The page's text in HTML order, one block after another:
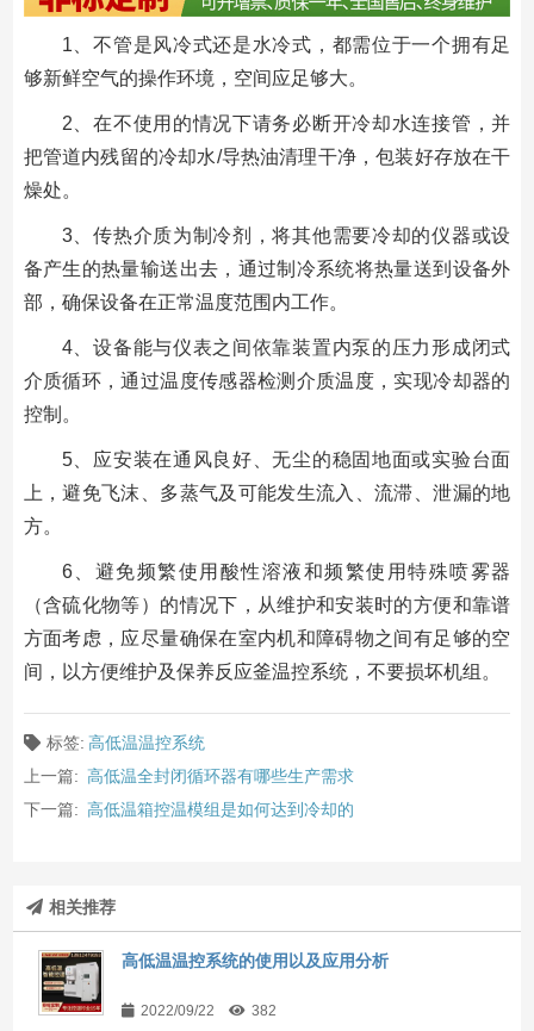
1、不管是风冷式还是水冷式，都需位于一个拥有足
够新鲜空气的操作环境，空间应足够大。
2、在不使用的情况下请务必断开冷却水连接管，并
把管道内残留的冷却水/导热油清理干净，包装好存放在干
燥处。
3、传热介质为制冷剂，将其他需要冷却的仪器或设
备产生的热量输送出去，通过制冷系统将热量送到设备外
部，确保设备在正常温度范围内工作。
4、设备能与仪表之间依靠装置内泵的压力形成闭式
介质循环，通过温度传感器检测介质温度，实现冷却器的
控制。
5、应安装在通风良好、无尘的稳固地面或实验台面
上，避免飞沫、多蒸气及可能发生流入、流滞、泄漏的地
方。
6、避免频繁使用酸性溶液和频繁使用特殊喷雾器
（含硫化物等）的情况下，从维护和安装时的方便和靠谱
方面考虑，应尽量确保在室内机和障碍物之间有足够的空
间，以方便维护及保养反应釜温控系统，不要损坏机组。
标签: 高低温温控系统
上一篇: 高低温全封闭循环器有哪些生产需求
下一篇: 高低温箱控温模组是如何达到冷却的
相关推荐
高低温温控系统的使用以及应用分析
2022/09/22 382